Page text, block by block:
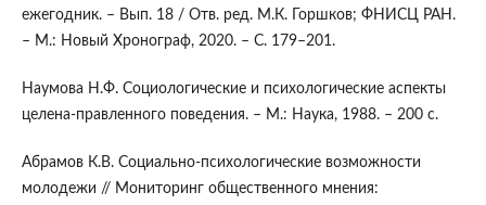
ежегодник. – Вып. 18 / Отв. ред. М.К. Горшков; ФНИСЦ РАН.
– М.: Новый Хронограф, 2020. – С. 179–201.
Наумова Н.Ф. Социологические и психологические аспекты
целена-правленного поведения. – М.: Наука, 1988. – 200 с.
Абрамов К.В. Социально-психологические возможности
молодежи // Мониторинг общественного мнения: